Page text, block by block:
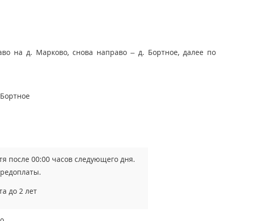
на д. Марково, снова направо – д. Бортное, далее по
после 00:00 часов следующего дня.
до 2 лет